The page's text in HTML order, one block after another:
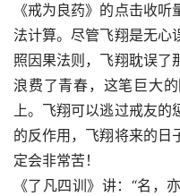
《戒为良药》的点击收
法计算。尽管飞翔是无心
照因果法则，飞翔耽误了
浪费了青春，这笔巨大
上。飞翔可以逃过戒友的
的反作用，飞翔将来的日
定会非常苦！
《了凡四训》讲：“名，